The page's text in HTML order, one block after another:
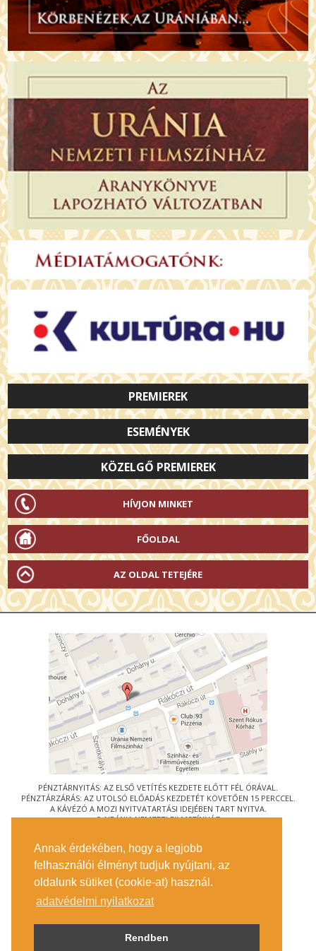
Annak érdekében, hogy a legjobb
felhasználói élményt tudjuk nyújtani, az
oldalunk sütiket (cookie-at) használ.
adatvédelmi nyilatkozat
Rendben
PREMIEREK
ESEMÉNYEK
KÖZELGŐ PREMIEREK
HÍVJON MINKET
FŐOLDAL
AZ OLDAL TETEJÉRE
PÉNZTÁRNYITÁS: AZ ELSŐ VETÍTÉS KEZDETE ELŐTT FÉL ÓRÁVAL.
PÉNZTÁRZÁRÁS: AZ UTOLSÓ ELŐADÁS KEZDETÉT KÖVETŐEN 15 PERCCEL.
A KÁVÉZÓ A MOZI NYITVATARTÁSI IDEJÉBEN TART NYITVA.
© URÁNIA NEMZETI FILMSZÍNHÁZ
1088 BUDAPEST, RÁKÓCZI ÚT 21.
MEGKÖZELÍTÉS
JEGYINFORMÁCIÓ
ÍRJON NEKÜNK!
KÖZÉRDEKŰ ADATOK